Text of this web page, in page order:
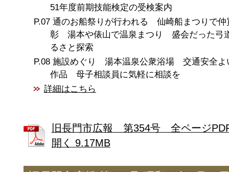
51年度前期技能検定の受検案内
通のお船祭りが行われる 仙崎船まつりで仲
彰 湯本や俵山で温泉まつり 盛会だった弓
るさと探索
施設めぐり 湯本温泉公衆浴場 交通安全よ
作品 母子相談員に気軽に相談を
詳細はこちら
旧長門市広報 第354号 全ページ
開く 9.17MB